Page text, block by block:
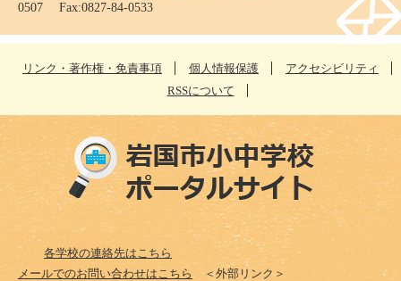
0507 Fax:0827-84-0533
リンク・著作権・免責事項 個人情報保護
アクセシビリティ
RSSについて
各学校の連絡先はこちら
メールでのお問い合わせはこちら
＜外部リンク＞